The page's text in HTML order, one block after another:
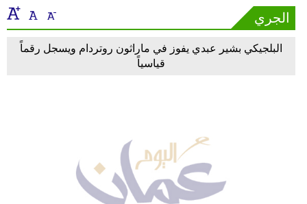
إقتصاد
فن
الجري
البلجيكي بشير عبدي يفوز في ماراثون روتردام ويسجل رقماً
قياسياً